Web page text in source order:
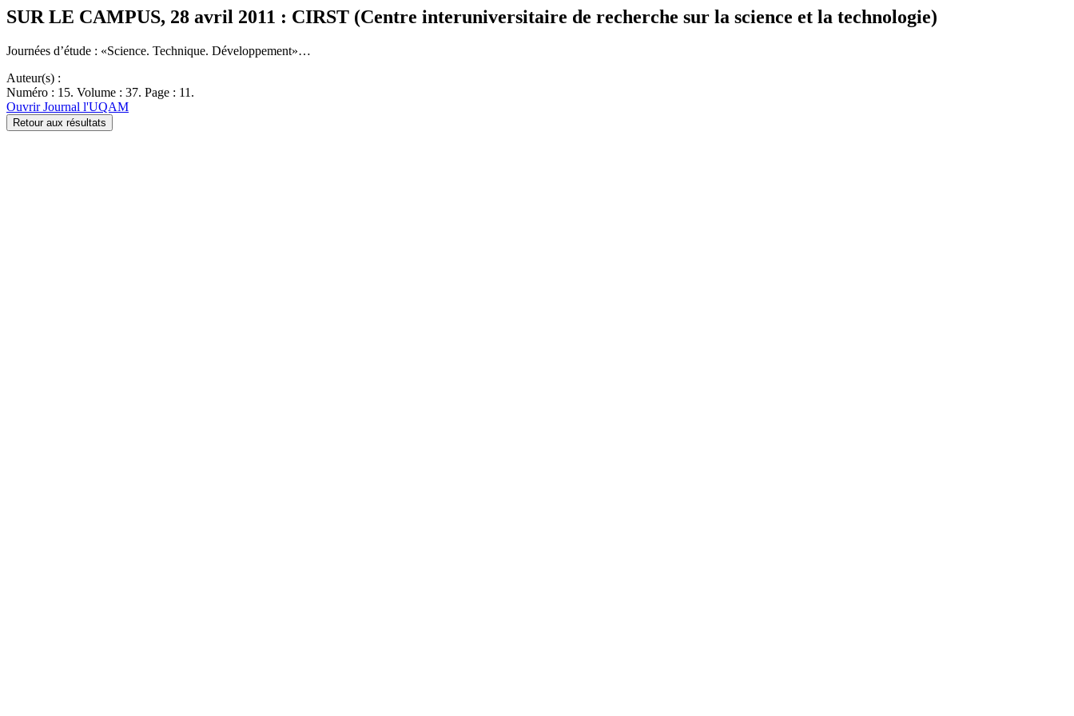
SUR LE CAMPUS, 28 avril 2011 : CIRST (Centre interuniversitaire de recherche sur la science et la technologie)
Journées d’étude : «Science. Technique. Développement»…
Auteur(s) :
Numéro : 15. Volume : 37. Page : 11.
Ouvrir Journal l'UQAM
Retour aux résultats